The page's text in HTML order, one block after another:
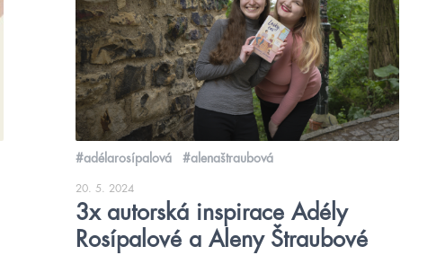
#adélarosípalová #alenaštraubová
20. 5. 2024
3x autorská inspirace Adély
Rosípalové a Aleny Štraubové